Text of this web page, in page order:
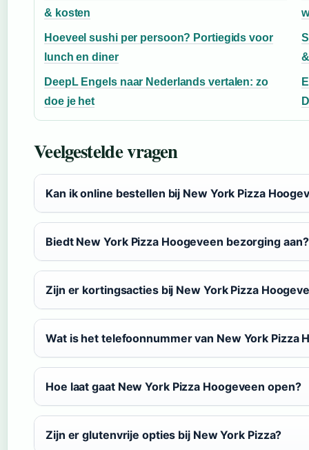
& kosten
Hoeveel sushi per persoon? Portiegids voor
lunch en diner
DeepL Engels naar Nederlands vertalen: zo
doe je het
Veelgestelde vragen
Kan ik online bestellen bij New York Pizza
Biedt New York Pizza Hoogeveen bezorging aan?
Zijn er kortingsacties bij New York Pizza
Wat is het telefoonnummer van New York Pizza
Hoe laat gaat New York Pizza Hoogeveen open?
Zijn er glutenvrije opties bij New York Pizza?